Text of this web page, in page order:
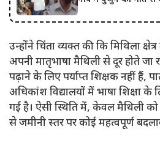
उन्होंने चिंता व्यक्त की कि मिथिला
अपनी मातृभाषा मैथिली से दूर होते जा
पढ़ाने के लिए पर्याप्त शिक्षक नहीं हैं,
अधिकांश विद्यालयों में भाषा शिक्षा
गई है। ऐसी स्थिति में, केवल मैथिली
से जमीनी स्तर पर कोई महत्वपूर्ण